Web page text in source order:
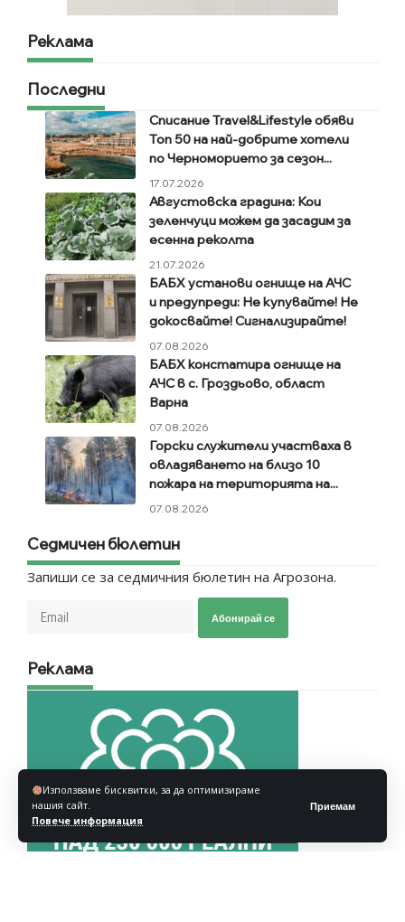
Използваме бисквитки, за да оптимизираме
нашия сайт.
Повече информация
Приемам
Реклама
Последни
Списание Travel&Lifestyle обяви
Топ 50 на най-добрите хотели
по Черноморието за сезон...
17.07.2026
Августовска градина: Кои
зеленчуци можем да засадим за
есенна реколта
21.07.2026
БАБХ установи огнище на АЧС
и предупреди: Не купувайте! Не
докосвайте! Сигнализирайте!
07.08.2026
БАБХ констатира огнище на
АЧС в с. Гроздьово, област
Варна
07.08.2026
Горски служители участваха в
овладяването на близо 10
пожара на територията на...
07.08.2026
Седмичен бюлетин
Запиши се за седмичния бюлетин на Агрозона.
Абонирай се
Реклама